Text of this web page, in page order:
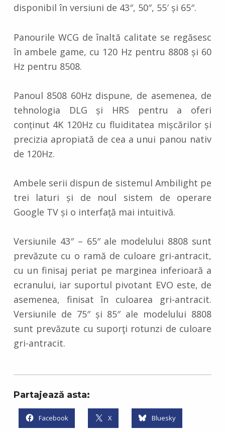
disponibil în versiuni de 43″, 50″, 55′ și 65″.
Panourile WCG de înaltă calitate se regăsesc
în ambele game, cu 120 Hz pentru 8808 și 60
Hz pentru 8508.
Panoul 8508 60Hz dispune, de asemenea, de
tehnologia DLG și HRS pentru a oferi
conținut 4K 120Hz cu fluiditatea mișcărilor și
precizia apropiată de cea a unui panou nativ
de 120Hz.
Ambele serii dispun de sistemul Ambilight pe
trei laturi și de noul sistem de operare
Google TV și o interfață mai intuitivă.
Versiunile 43″ – 65″ ale modelului 8808 sunt
prevăzute cu o ramă de culoare gri-antracit,
cu un finisaj periat pe marginea inferioară a
ecranului, iar suportul pivotant EVO este, de
asemenea, finisat în culoarea gri-antracit.
Versiunile de 75″ și 85″ ale modelului 8808
sunt prevăzute cu suporţi rotunzi de culoare
gri-antracit.
Partajează asta:
Facebook X Bluesky